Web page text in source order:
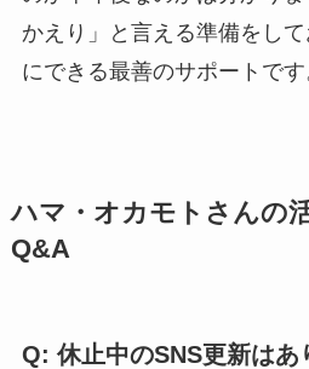
かえり」と言える準備をし
にできる最善のサポートです
ハマ・オカモトさんの
Q&A
Q: 休止中のSNS更新はあ